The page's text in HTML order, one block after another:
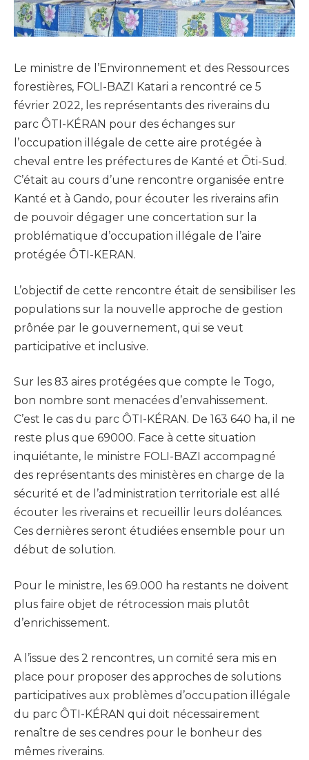
Le ministre de l’Environnement et des Ressources
forestières, FOLI-BAZI Katari a rencontré ce 5
février 2022, les représentants des riverains du
parc ÔTI-KÉRAN pour des échanges sur
l’occupation illégale de cette aire protégée à
cheval entre les préfectures de Kanté et Ôti-Sud.
C’était au cours d’une rencontre organisée entre
Kanté et à Gando, pour écouter les riverains afin
de pouvoir dégager une concertation sur la
problématique d’occupation illégale de l’aire
protégée ÔTI-KERAN.
L’objectif de cette rencontre était de sensibiliser les
populations sur la nouvelle approche de gestion
prônée par le gouvernement, qui se veut
participative et inclusive.
Sur les 83 aires protégées que compte le Togo,
bon nombre sont menacées d’envahissement.
C’est le cas du parc ÔTI-KÉRAN. De 163 640 ha, il ne
reste plus que 69000. Face à cette situation
inquiétante, le ministre FOLI-BAZI accompagné
des représentants des ministères en charge de la
sécurité et de l’administration territoriale est allé
écouter les riverains et recueillir leurs doléances.
Ces dernières seront étudiées ensemble pour un
début de solution.
Pour le ministre, les 69.000 ha restants ne doivent
plus faire objet de rétrocession mais plutôt
d’enrichissement.
A l’issue des 2 rencontres, un comité sera mis en
place pour proposer des approches de solutions
participatives aux problèmes d’occupation illégale
du parc ÔTI-KÉRAN qui doit nécessairement
renaître de ses cendres pour le bonheur des
mêmes riverains.